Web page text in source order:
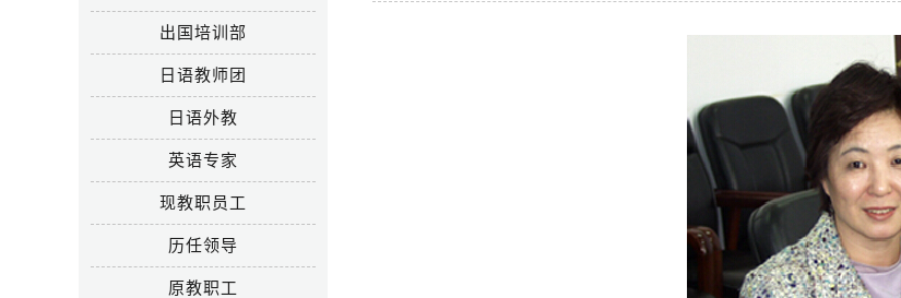
出国培训部
日语教师团
日语外教
英语专家
现教职员工
历任领导
原教职工